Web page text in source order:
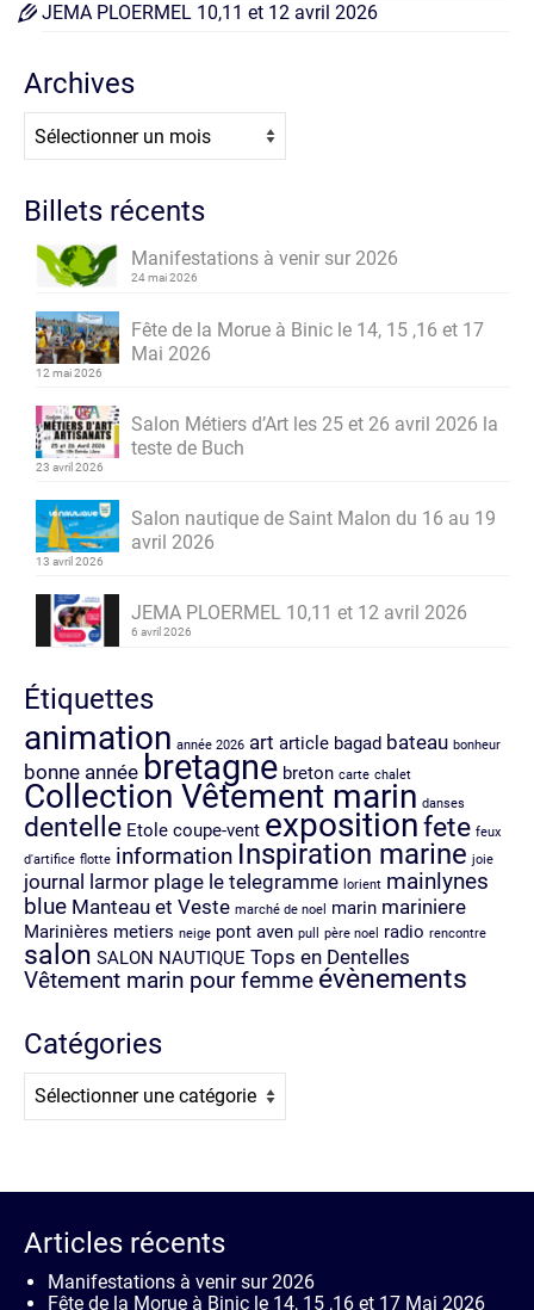
JEMA PLOERMEL 10,11 et 12 avril 2026
Archives
Archives
Billets récents
Manifestations à venir sur 2026
24 mai 2026
Fête de la Morue à Binic le 14, 15 ,16 et 17
Mai 2026
12 mai 2026
Salon Métiers d’Art les 25 et 26 avril 2026 la
teste de Buch
23 avril 2026
Salon nautique de Saint Malon du 16 au 19
avril 2026
13 avril 2026
JEMA PLOERMEL 10,11 et 12 avril 2026
6 avril 2026
Étiquettes
animation année 2026 art article bagad bateau bonheur
bonne année bretagne breton carte chalet
Collection Vêtement marin danses
dentelle Etole coupe-vent expositionfete feux
d'artifice flotte information Inspiration marine joie
journal larmor plage le telegramme lorient mainlynes
blue Manteau et Veste marché de noel marin mariniere
Marinières metiers neige pont aven pull père noel radio rencontre
salon SALON NAUTIQUE Tops en Dentelles
Vêtement marin pour femme évènements
Catégories
Catégories
Articles récents
Manifestations à venir sur 2026
Fête de la Morue à Binic le 14, 15 ,16 et 17 Mai 2026